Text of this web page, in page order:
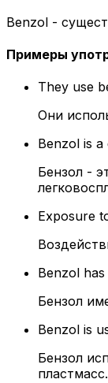
Benzol -
Примеры
They use
Они
Benzol is a
Бензол -
Exposure
Benzol
Бензол
Benzol is
Бензол
пластмасс.